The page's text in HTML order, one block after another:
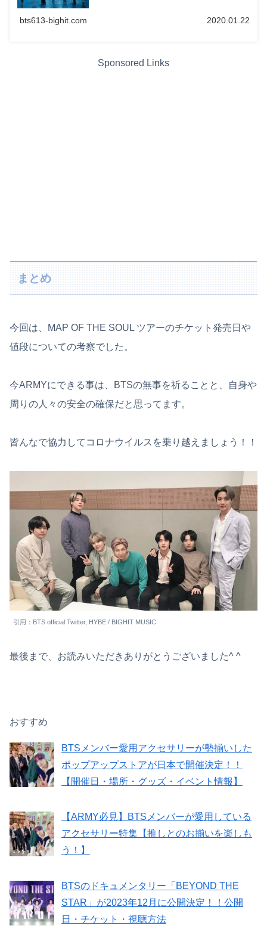
bts613-bighit.com 2020.01.22
Sponsored Links
まとめ
今回は、MAP OF THE SOUL ツアーのチケット発売日や
値段についての考察でした。
今ARMYにできる事は、BTSの無事を祈ることと、自身や
周りの人々の安全の確保だと思ってます。
皆んなで協力してコロナウイルスを乗り越えましょう！！
引用：BTS official Twitter, HYBE / BIGHIT MUSIC
最後まで、お読みいただきありがとうございました^ ^
おすすめ
BTSメンバー愛用アクセサリーが勢揃いした
ポップアップストアが日本で開催決定！！
【開催日・場所・グッズ・イベント情報】
【ARMY必見】BTSメンバーが愛用している
アクセサリー特集【推しとのお揃いを楽しも
う！】
BTSのドキュメンタリー「BEYOND THE
STAR」が2023年12月に公開決定！！公開
日・チケット・視聴方法